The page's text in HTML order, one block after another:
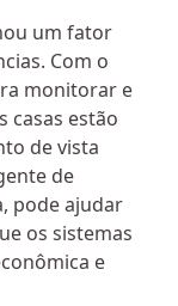
um fator
Com o
monitorar e
casas estão
de vista
de
pode ajudar
os sistemas
e